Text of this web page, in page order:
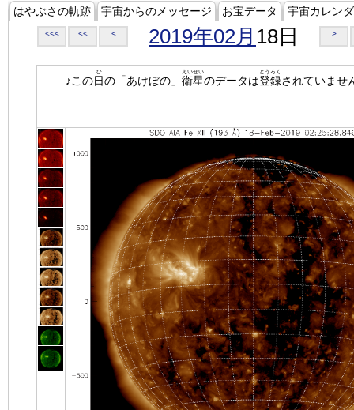
はやぶさの軌跡 宇宙からのメッセージ お宝データ 宇宙カレン
<<< << < 2019年02月 18日 >
♪この日
ひ
の「あけぼの」 衛星
えいせい
のデータは登録
とうろく
されていませ